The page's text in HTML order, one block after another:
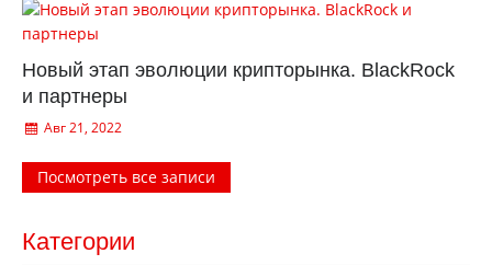
Новый этап эволюции крипторынка. BlackRock
и партнеры
Авг 21, 2022
Посмотреть все записи
Категории